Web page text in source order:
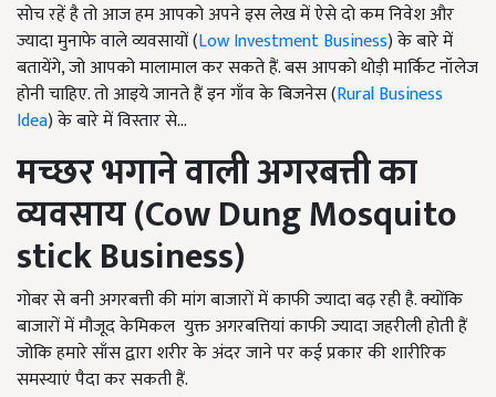
सोच रहें है तो आज हम आपको अपने इस लेख में ऐसे दो कम निवेश और
ज्यादा मुनाफे वाले व्यवसायों (Low Investment Business) के बारे में
बतायेंगे, जो आपको मालामाल कर सकते हैं. बस आपको थोड़ी मार्किट नॉलेज
होनी चाहिए. तो आइये जानते हैं इन गाँव के बिजनेस (Rural Business
Idea) के बारे में विस्तार से...
मच्छर भगाने वाली अगरबत्ती का
व्यवसाय (Cow Dung Mosquito
stick Business)
गोबर से बनी अगरबत्ती की मांग बाजारों में काफी ज्यादा बढ़ रही है. क्योंकि
बाजारों में मौजूद केमिकल युक्त अगरबत्तियां काफी ज्यादा जहरीली होती हैं
जोकि हमारे साँस द्वारा शरीर के अंदर जाने पर कई प्रकार की शारीरिक
समस्याएं पैदा कर सकती हैं.